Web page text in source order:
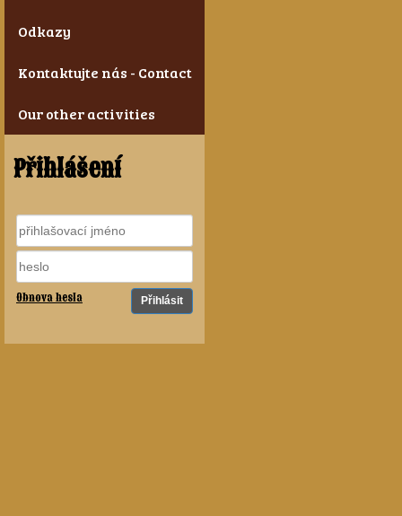
Odkazy
Kontaktujte nás - Contact
Our other activities
Přihlášení
Obnova hesla